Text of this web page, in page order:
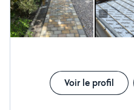
Voir le profil